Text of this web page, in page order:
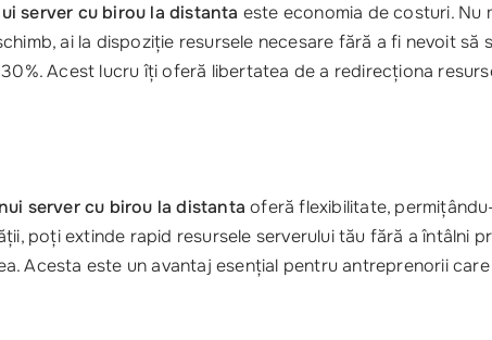
server cu birou la distanta este economia de costuri. Nu
ai la dispoziție resursele necesare fără a fi nevoit să
Acest lucru îți oferă libertatea de a redirecționa
server cu birou la distanta oferă flexibilitate,
poți extinde rapid resursele serverului tău fără a întâlni
Acesta este un avantaj esențial pentru antreprenorii